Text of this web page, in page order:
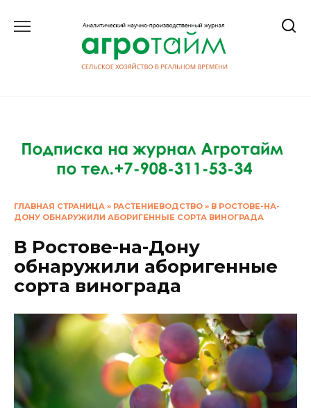
ГЛАВНАЯ СТРАНИЦА » РАСТЕНИЕВОДСТВО » В РОСТОВЕ-НА-
ДОНУ ОБНАРУЖИЛИ АБОРИГЕННЫЕ СОРТА ВИНОГРАДА
В Ростове-на-Дону
обнаружили аборигенные
сорта винограда